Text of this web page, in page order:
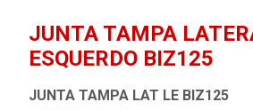
JUNTA TAMPA
ESQUERDO BIZ125
JUNTA TAMPA LAT LE BIZ125